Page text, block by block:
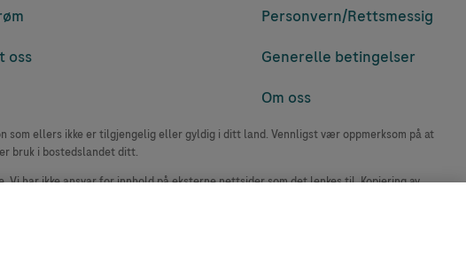
oss
Personvern/Rettsmessig
Generelle betingelser
Om oss
ellers ikke er tilgjengelig eller gyldig i ditt land. Vennligst vær oppmerksom på at
bruk i bostedslandet ditt.
har ikke ansvar for innhold på eksterne nettsider som det lenkes til. Kopiering av